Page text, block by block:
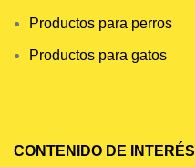
Productos para perros
Productos para gatos
CONTENIDO DE INTERÉS